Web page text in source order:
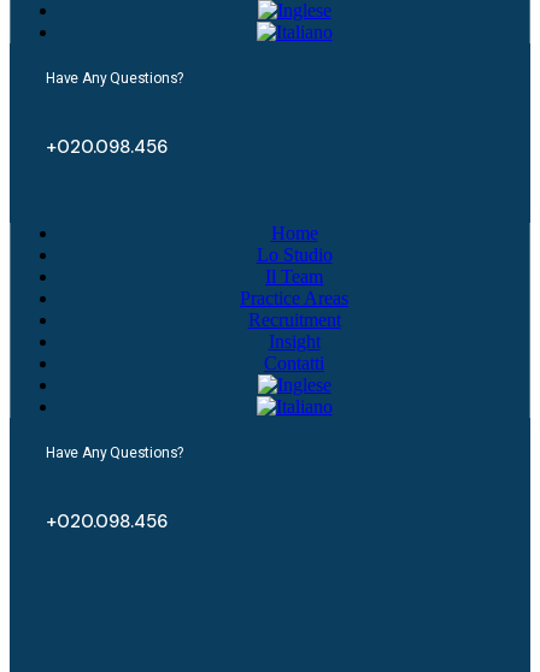
+020.098.456
Have Any Questions?
Home
Lo Studio
Il Team
Practice Areas
Recruitment
Insight
Contatti
+020.098.456
Have Any Questions?